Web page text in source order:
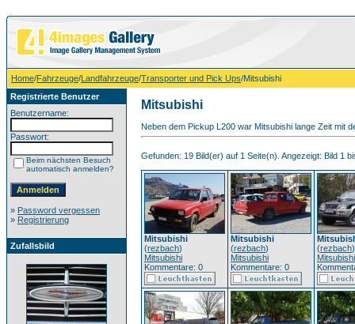
Home/Fahrzeuge/Landfahrzeuge/Transporter und Pick Ups/Mitsubishi
Registrierte Benutzer
Benutzername:
Passwort:
Beim nächsten Besuch
automatisch anmelden?
» Password vergessen
» Registrierung
Zufallsbild
Mitsubishi
Neben dem Pickup L200 war Mitsubishi lange Zeit mit
Gefunden: 19 Bild(er) auf 1 Seite(n). Angezeigt: Bild 1
Mitsubishi
(rezbach)
Mitsubishi
Kommentare: 0
Mitsubishi
(rezbach)
Mitsubishi
Kommentare: 0
(rezbach)
Mitsubishi